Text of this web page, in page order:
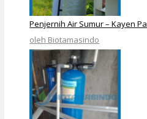
Penjernih Air Sumur – Kayen
oleh Biotamasindo